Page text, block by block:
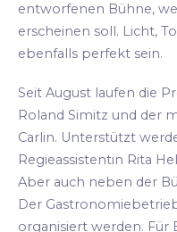
entworfenen Bühne,
erscheinen soll. Licht,
ebenfalls perfekt sein.
Seit August laufen die
Roland Simitz und der
Carlin. Unterstützt
Regieassistentin Rita
Aber auch neben der
Der
organisiert werden. Für